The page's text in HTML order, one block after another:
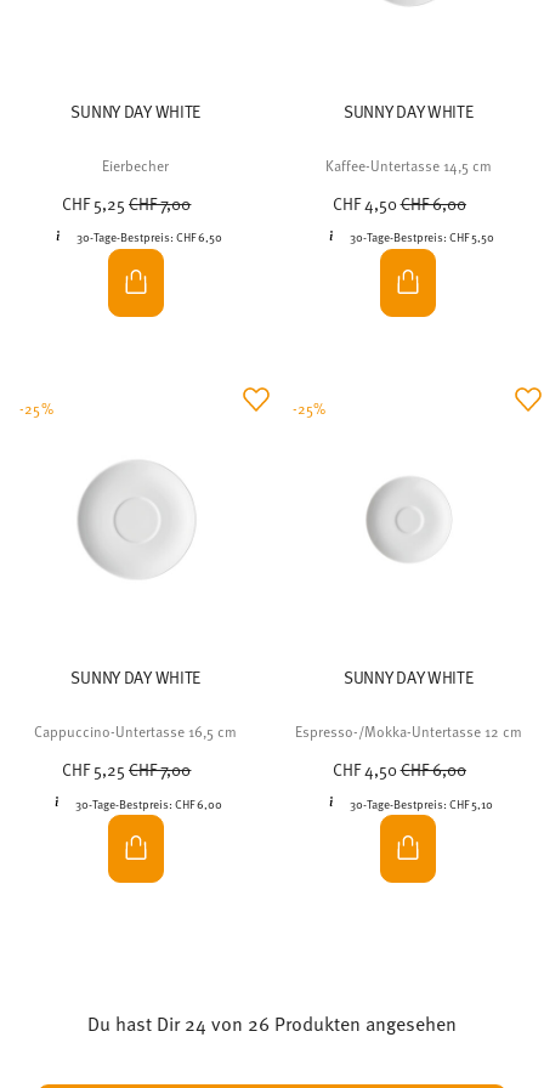
SUNNY DAY WHITE
Eierbecher
CHF 5,25Price reduced from
CHF 7,00
30-Tage-Bestpreis: CHF 6,50
SUNNY DAY WHITE
Kaffee-Untertasse 14,5 cm
CHF 4,50Price reduced from
CHF 6,00
30-Tage-Bestpreis: CHF 5,50
SUNNY DAY WHITE
Cappuccino-Untertasse 16,5 cm
CHF 5,25Price reduced from
CHF 7,00
30-Tage-Bestpreis:CHF 6,00
-25%
SUNNY DAY WHITE
Espresso-/Mokka-Untertasse 12 cm
CHF 4,50Price reduced from
CHF 6,00
30-Tage-Bestpreis:CHF 5,10
-25%
Du hast Dir 24 von 26 Produkten angesehen